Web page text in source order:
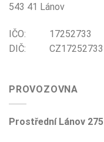
543 41 Lánov
IČO: 17252733
DIČ: CZ17252733
PROVOZOVNA
Prostřední Lánov 275